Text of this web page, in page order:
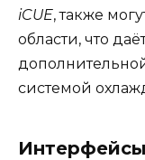
iCUE, также
области, что
системой